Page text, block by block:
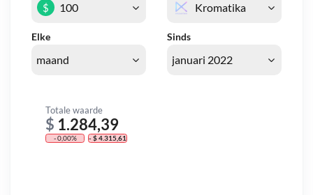
Elke Sinds
$
Totale waarde
$ 1.284,39
- 0,00% - $ 4.315,61